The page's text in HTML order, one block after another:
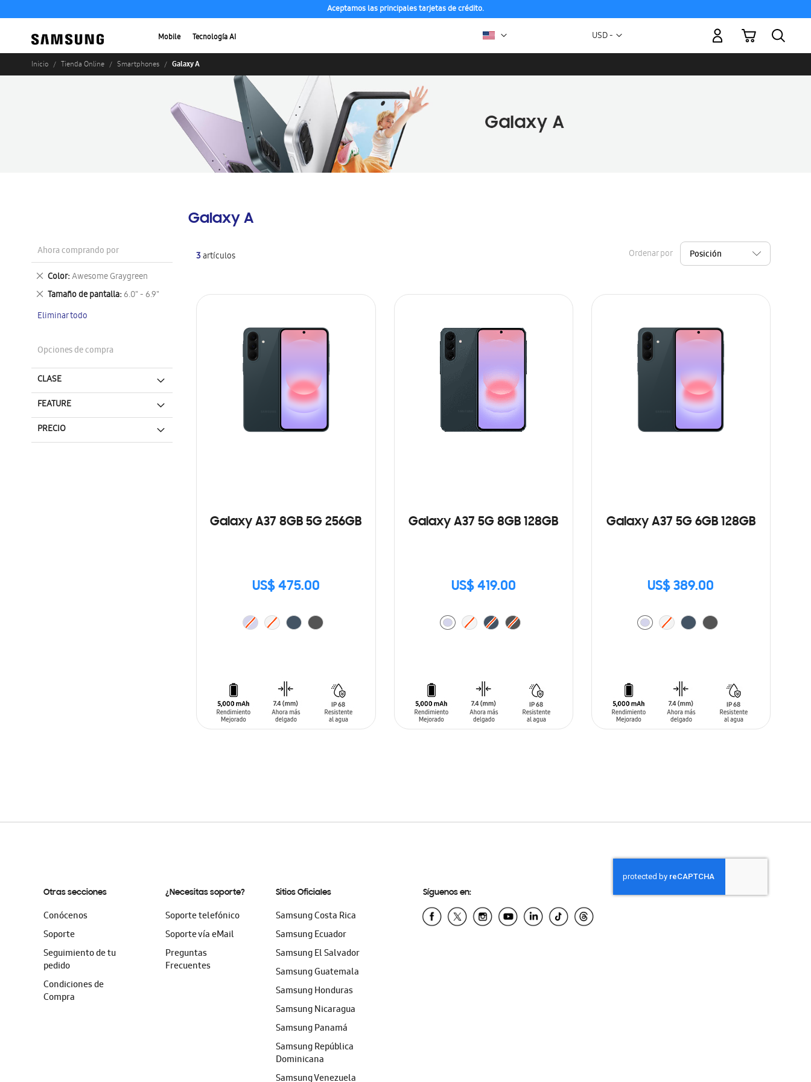
Aceptamos las principales tarjetas de crédito.
Mobile Tecnología AI Moneda
USD -
Mi carrito
Inicio Tienda Online Smartphones Galaxy A
Galaxy A
3artículos Ordenar por
Galaxy A37 8GB 5G 256GB
US$ 475.00
Galaxy A37 5G 8GB 128GB
US$ 419.00
Galaxy A37 5G 6GB 128GB
US$ 389.00
Ahora comprando por
Color Awesome Graygreen
Eliminar
este
artículo
Tamaño de pantalla 6.0" - 6.9"
Eliminar
artículo
Eliminar todo
Opciones de compra
CLASE
FEATURE
PRECIO
Otras secciones
Conócenos
Soporte
Seguimiento de tu
pedido
Condiciones de
Compra
¿Necesitas soporte?
Soporte telefónico
Soporte vía eMail
Preguntas
Frecuentes
Sitios Oficiales
Samsung Costa Rica
Samsung Ecuador
Samsung El Salvador
Samsung Guatemala
Samsung Honduras
Samsung Nicaragua
Samsung Panamá
Samsung República
Dominicana
Samsung Venezuela
Síguenos en: